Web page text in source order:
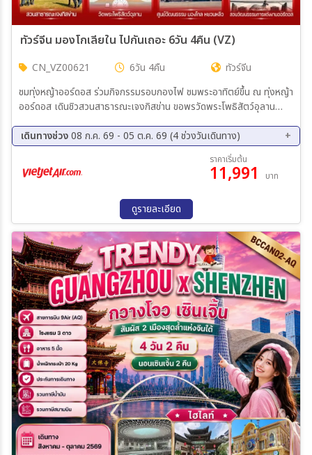
ทัวร์จีน มองโกเลียใน ไปกันเถอะ 6วัน 4คืน (VZ)
CN_VZ00621 6วัน 4คืน
ทัวร์จีน
ชมทุ่งหญ้าออร์ดอส ร่วมกิจกรรมรอบกองไฟ ชมพระอาทิตย์ขึ้น ณ ทุ่งหญ้า
ออร์ดอส เดินชิวสวนสาธารณะเจงกิสข่าน ขอพรวัดพระโพธิสัตว์อุลาน
ศูนย์วัฒนธรรมมองโกลหยวนหลิว (รวมรถกอล์ฟ) ช็อปถนนคนเดินคังบาซี
เดินทางช่วง08 ก.ค. 69 - 05 ต.ค. 69 (4 ช่วงวันเดินทาง)
02 ก.ย. 69 - 07 ก.ย. 69
16 ก.ย. 69 - 21 ก.ย. 69
30 ก.ย. 69 - 05 ต.ค. 69
ราคาเริ่มต้น
11,991 บาท
ดูรายละเอียด